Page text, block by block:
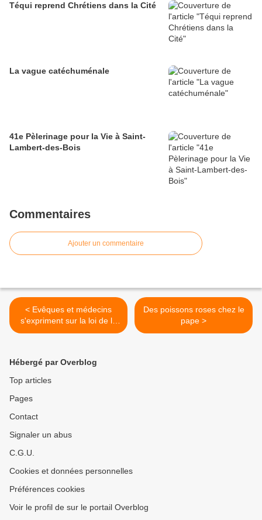
Téqui reprend Chrétiens dans la Cité
La vague catéchuménale
41e Pèlerinage pour la Vie à Saint-
Lambert-des-Bois
Commentaires
Ajouter un commentaire
< Evêques et médecins
s'expriment sur la loi de la
fin de vie
Des poissons roses chez le
pape >
Hébergé par Overblog
Top articles
Pages
Contact
Signaler un abus
C.G.U.
Cookies et données personnelles
Préférences cookies
Voir le profil de sur le portail Overblog